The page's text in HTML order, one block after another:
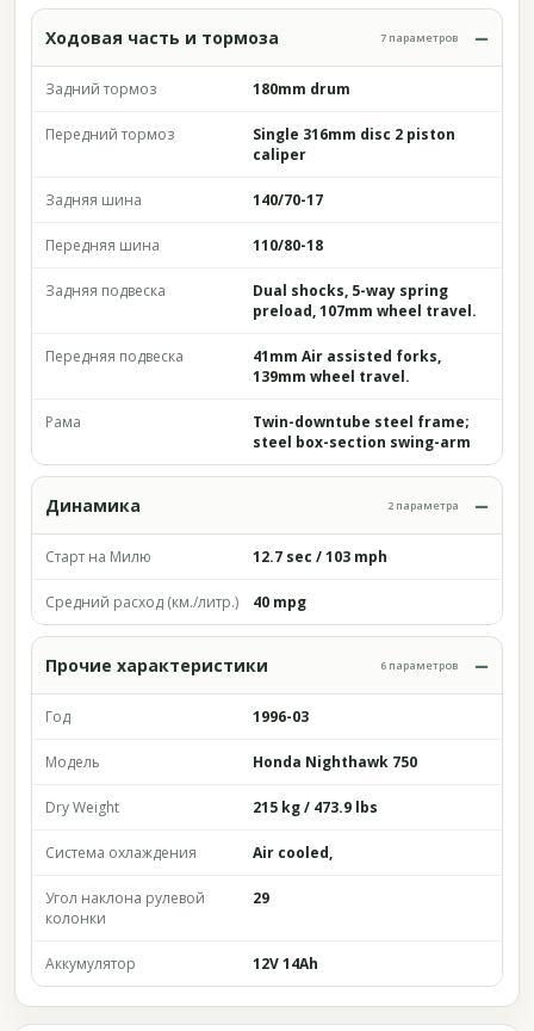
Ходовая часть и тормоза 7 параметров
Задний тормоз 180mm drum
Передний тормоз
Single 316mm disc 2 piston
caliper
Задняя шина 140/70-17
Передняя шина 110/80-18
Задняя подвеска
Dual shocks, 5-way spring
preload, 107mm wheel travel.
Передняя подвеска
41mm Air assisted forks,
139mm wheel travel.
Рама
Twin-downtube steel frame;
steel box-section swing-arm
Динамика 2 параметра
Старт на Милю 12.7 sec / 103 mph
Средний расход (км./литр.) 40 mpg
Прочие характеристики 6 параметров
Год 1996-03
Модель Honda Nighthawk 750
Dry Weight 215 kg / 473.9 lbs
Система охлаждения Air cooled,
Угол наклона рулевой
колонки
29
Аккумулятор 12V 14Ah